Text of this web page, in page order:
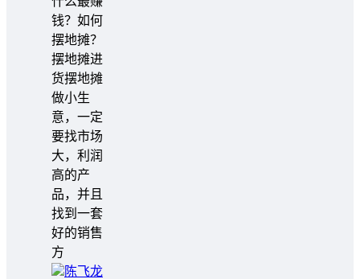
钱？如何
摆地摊？
摆地摊进
货摆地摊
做小生
意，一定
要找市场
大，利润
高的产
品，并且
找到一套
好的销售
方
陈飞龙